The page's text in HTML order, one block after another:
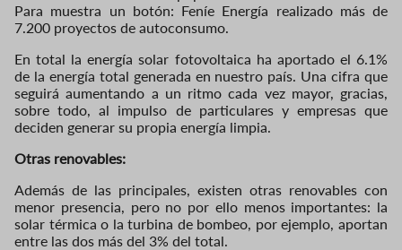
Para muestra un botón: Feníe Energía realizado más de
7.200 proyectos de autoconsumo.
En total la energía solar fotovoltaica ha aportado el 6.1%
de la energía total generada en nuestro país. Una cifra que
seguirá aumentando a un ritmo cada vez mayor, gracias,
sobre todo, al impulso de particulares y empresas que
deciden generar su propia energía limpia.
Otras renovables:
Además de las principales, existen otras renovables con
menor presencia, pero no por ello menos importantes: la
solar térmica o la turbina de bombeo, por ejemplo, aportan
entre las dos más del 3% del total.